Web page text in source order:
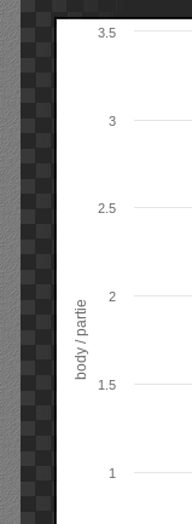
body / partie
1
1.5
2
2.5
3
3.5